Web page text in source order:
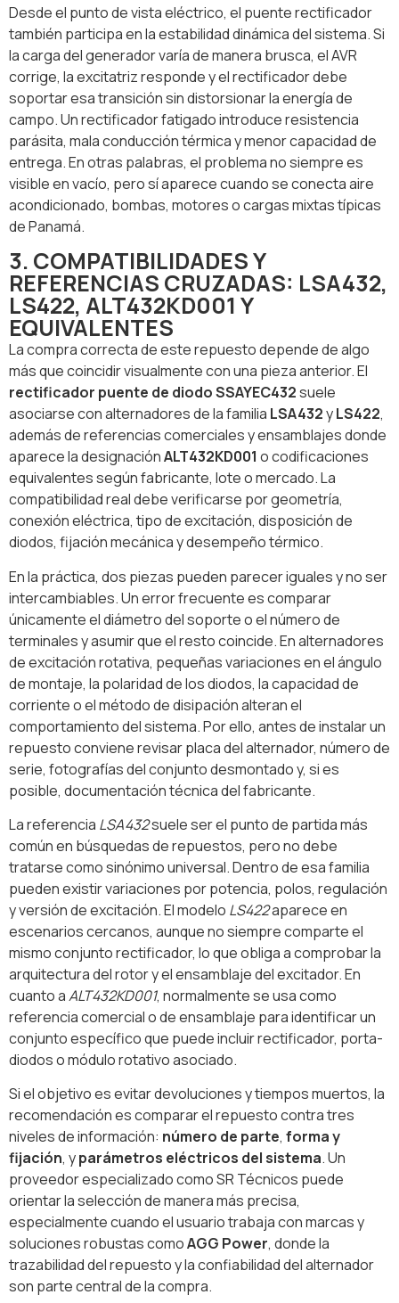
Desde el punto de vista eléctrico, el puente rectificador
también participa en la estabilidad dinámica del sistema. Si
la carga del generador varía de manera brusca, el AVR
corrige, la excitatriz responde y el rectificador debe
soportar esa transición sin distorsionar la energía de
campo. Un rectificador fatigado introduce resistencia
parásita, mala conducción térmica y menor capacidad de
entrega. En otras palabras, el problema no siempre es
visible en vacío, pero sí aparece cuando se conecta aire
acondicionado, bombas, motores o cargas mixtas típicas
de Panamá.
3. COMPATIBILIDADES Y
REFERENCIAS CRUZADAS: LSA432,
LS422, ALT432KD001 Y
EQUIVALENTES
La compra correcta de este repuesto depende de algo
más que coincidir visualmente con una pieza anterior. El
rectificador puente de diodo SSAYEC432suele
asociarse con alternadores de la familia LSA432yLS422,
además de referencias comerciales y ensamblajes donde
aparece la designaciónALT432KD001 o codificaciones
equivalentes según fabricante, lote o mercado. La
compatibilidad real debe verificarse por geometría,
conexión eléctrica, tipo de excitación, disposición de
diodos, fijación mecánica y desempeño térmico.
En la práctica, dos piezas pueden parecer iguales y no ser
intercambiables. Un error frecuente es comparar
únicamente el diámetro del soporte o el número de
terminales y asumir que el resto coincide. En alternadores
de excitación rotativa, pequeñas variaciones en el ángulo
de montaje, la polaridad de los diodos, la capacidad de
corriente o el método de disipación alteran el
comportamiento del sistema. Por ello, antes de instalar un
repuesto conviene revisar placa del alternador, número de
serie, fotografías del conjunto desmontado y, si es
posible, documentación técnica del fabricante.
La referencia LSA432suele ser el punto de partida más
común en búsquedas de repuestos, pero no debe
tratarse como sinónimo universal. Dentro de esa familia
pueden existir variaciones por potencia, polos, regulación
y versión de excitación. El modelo LS422aparece en
escenarios cercanos, aunque no siempre comparte el
mismo conjunto rectificador, lo que obliga a comprobar la
arquitectura del rotor y el ensamblaje del excitador. En
cuanto aALT432KD001, normalmente se usa como
referencia comercial o de ensamblaje para identificar un
conjunto específico que puede incluir rectificador, porta-
diodos o módulo rotativo asociado.
Si el objetivo es evitar devoluciones y tiempos muertos, la
recomendación es comparar el repuesto contra tres
niveles de información: número de parte, forma y
fijación, yparámetros eléctricos del sistema. Un
proveedor especializado como SR Técnicos puede
orientar la selección de manera más precisa,
especialmente cuando el usuario trabaja con marcas y
soluciones robustas comoAGG Power, donde la
trazabilidad del repuesto y la confiabilidad del alternador
son parte central de la compra.